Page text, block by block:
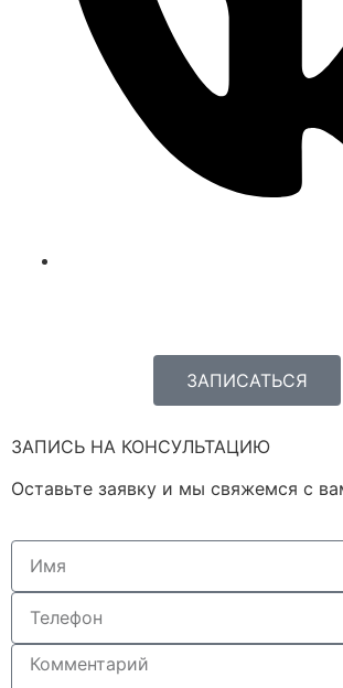
ЗАПИСАТЬСЯ
ЗАПИСЬ НА КОНСУЛЬТАЦИЮ
Оставьте заявку и мы свяжемся с